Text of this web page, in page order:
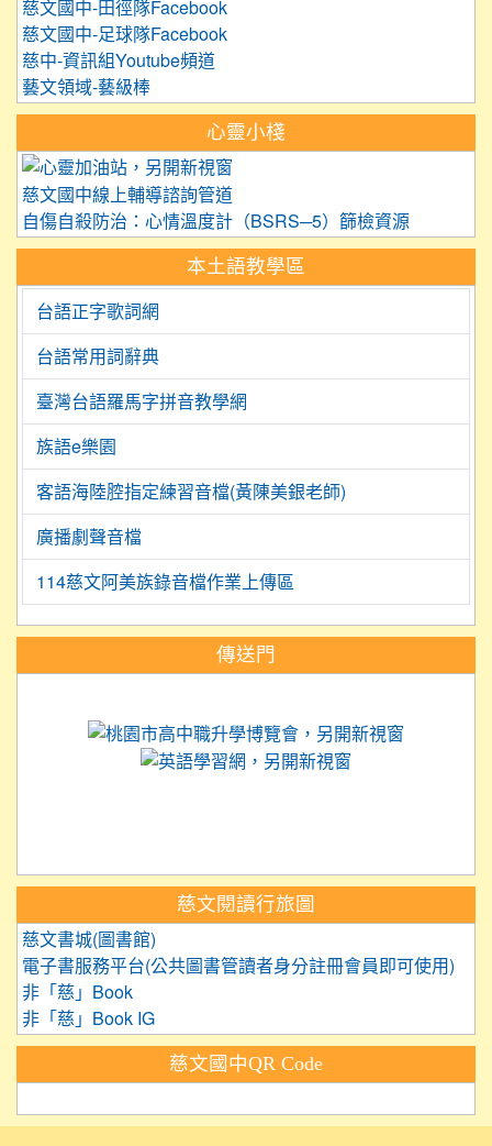
慈文國中-田徑隊Facebook
慈文國中-足球隊Facebook
慈中-資訊組Youtube頻道
藝文領域-藝級棒
心靈小棧
慈文國中線上輔導諮詢管道
自傷自殺防治：心情溫度計（BSRS─5）篩檢資源
本土語教學區
台語正字歌詞網
台語常用詞辭典
臺灣台語羅馬字拼音教學網
族語e樂園
客語海陸腔指定練習音檔(黃陳美銀老師)
廣播劇聲音檔
114慈文阿美族錄音檔作業上傳區
傳送門
慈文閱讀行旅圖
慈文書城(圖書館)
電子書服務平台(公共圖書管讀者身分註冊會員即可使用)
非「慈」Book
非「慈」Book IG
慈文國中QR Code